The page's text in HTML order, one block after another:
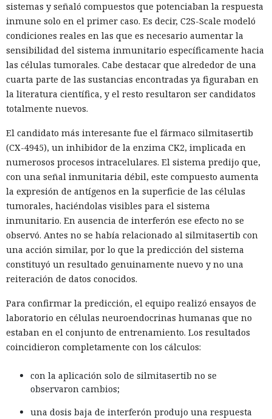
sistemas y señaló compuestos que potenciaban la respuesta
inmune solo en el primer caso. Es decir, C2S-Scale modeló
condiciones reales en las que es necesario aumentar la
sensibilidad del sistema inmunitario específicamente hacia
las células tumorales. Cabe destacar que alrededor de una
cuarta parte de las sustancias encontradas ya figuraban en
la literatura científica, y el resto resultaron ser candidatos
totalmente nuevos.
El candidato más interesante fue el fármaco silmitasertib
(CX-4945), un inhibidor de la enzima CK2, implicada en
numerosos procesos intracelulares. El sistema predijo que,
con una señal inmunitaria débil, este compuesto aumenta
la expresión de antígenos en la superficie de las células
tumorales, haciéndolas visibles para el sistema
inmunitario. En ausencia de interferón ese efecto no se
observó. Antes no se había relacionado al silmitasertib con
una acción similar, por lo que la predicción del sistema
constituyó un resultado genuinamente nuevo y no una
reiteración de datos conocidos.
Para confirmar la predicción, el equipo realizó ensayos de
laboratorio en células neuroendocrinas humanas que no
estaban en el conjunto de entrenamiento. Los resultados
coincidieron completamente con los cálculos:
con la aplicación solo de silmitasertib no se
observaron cambios;
una dosis baja de interferón produjo una respuesta